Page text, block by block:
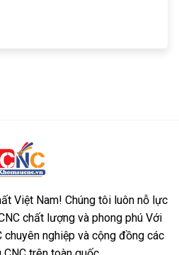
Việt Nam! Chúng tôi luôn nỗ lực
chất lượng và phong phú Với
nghiệp và cộng đồng các